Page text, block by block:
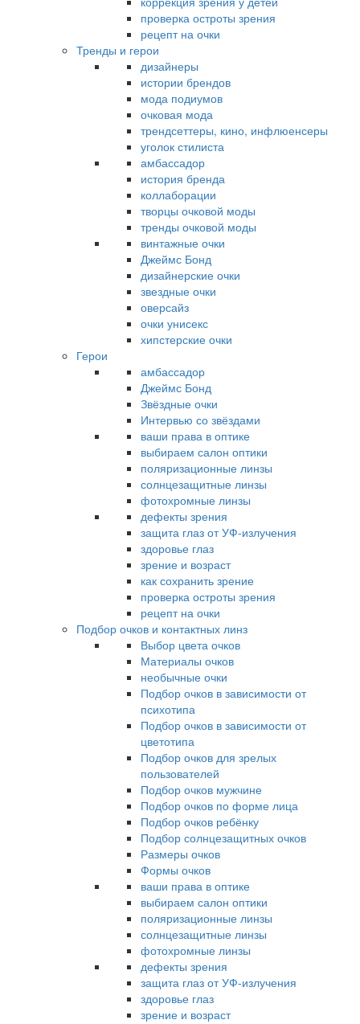
проверка остроты зрения
рецепт на очки
Тренды и герои
дизайнеры
истории брендов
мода подиумов
очковая мода
трендсеттеры, кино, инфлюенсеры
уголок стилиста
амбассадор
история бренда
коллаборации
творцы очковой моды
тренды очковой моды
винтажные очки
Джеймс Бонд
дизайнерские очки
звездные очки
оверсайз
очки унисекс
хипстерские очки
Герои
амбассадор
Джеймс Бонд
Звёздные очки
Интервью со звёздами
ваши права в оптике
выбираем салон оптики
поляризационные линзы
солнцезащитные линзы
фотохромные линзы
дефекты зрения
защита глаз от УФ-излучения
здоровье глаз
зрение и возраст
как сохранить зрение
проверка остроты зрения
рецепт на очки
Подбор очков и контактных линз
Выбор цвета очков
Материалы очков
необычные очки
Подбор очков в зависимости от
психотипа
Подбор очков в зависимости от
цветотипа
Подбор очков для зрелых
пользователей
Подбор очков мужчине
Подбор очков по форме лица
Подбор очков ребёнку
Подбор солнцезащитных очков
Размеры очков
Формы очков
ваши права в оптике
выбираем салон оптики
поляризационные линзы
солнцезащитные линзы
фотохромные линзы
дефекты зрения
защита глаз от УФ-излучения
здоровье глаз
зрение и возраст